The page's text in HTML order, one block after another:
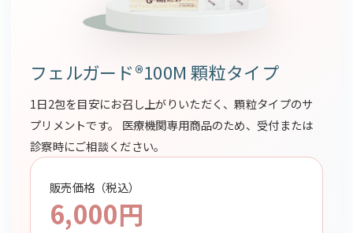
フェルガード®100M 顆粒タイプ
1日2包を目安にお召し上がりいただく、顆粒タイプのサ
プリメントです。 医療機関専用商品のため、受付または
診察時にご相談ください。
販売価格（税込）
6,000円